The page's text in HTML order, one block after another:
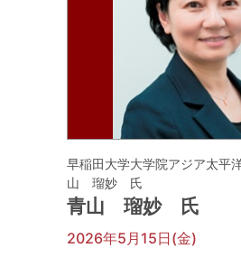
早稲田大学大学院アジア太
山 瑠妙 氏
青山 瑠妙 氏
2026年5月15日(金)